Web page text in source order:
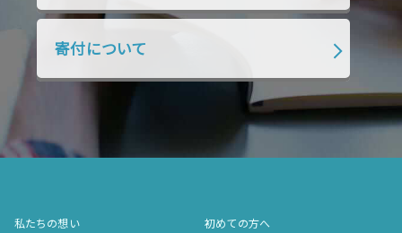
2018年4月 2018年3月 2018年2月
2018年1月 2017年12月
2017年10月 2017年9月 2017年8月
2017年5月
2017年4月
寄付について
私たちの想い 初めての方へ